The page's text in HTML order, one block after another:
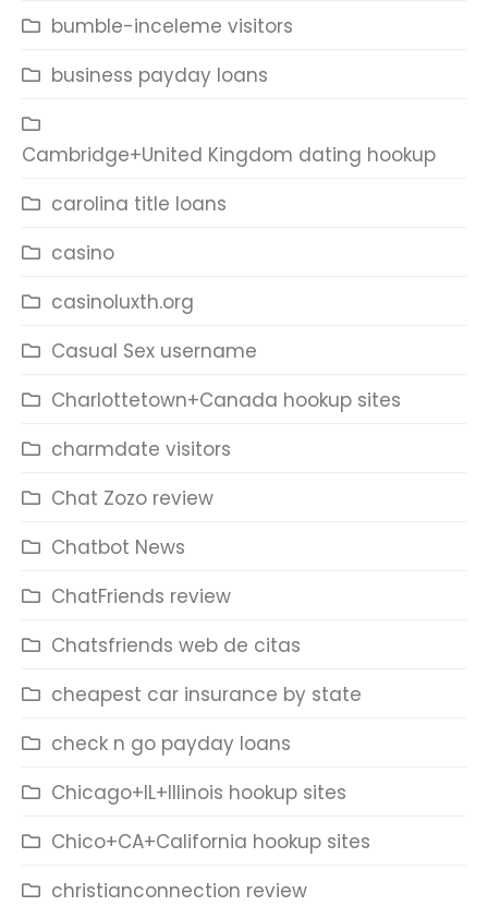
bumble-inceleme visitors
business payday loans
Cambridge+United Kingdom dating hookup
carolina title loans
casino
casinoluxth.org
Casual Sex username
Charlottetown+Canada hookup sites
charmdate visitors
Chat Zozo review
Chatbot News
ChatFriends review
Chatsfriends web de citas
cheapest car insurance by state
check n go payday loans
Chicago+IL+Illinois hookup sites
Chico+CA+California hookup sites
christianconnection review